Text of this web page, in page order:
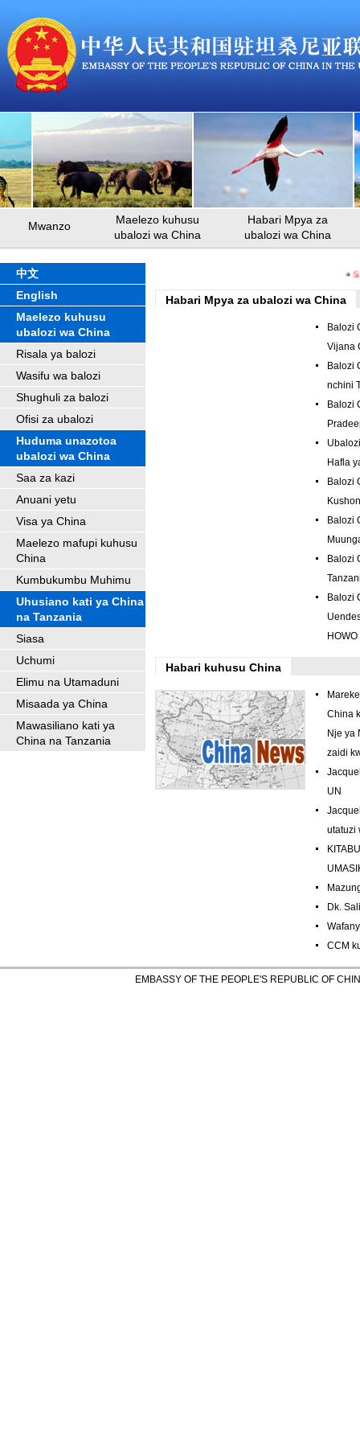
Mwanzo
Maelezo kuhusu
ubalozi wa China
Habari Mpya za
ubalozi wa China
中文
English
Maelezo kuhusu
ubalozi wa China
Risala ya balozi
Wasifu wa balozi
Shughuli za balozi
Ofisi za ubalozi
Huduma unazotoa
ubalozi wa China
Saa za kazi
Anuani yetu
Visa ya China
Maelezo mafupi kuhusu
China
Kumbukumbu Muhimu
Uhusiano kati ya China
na Tanzania
Siasa
Uchumi
Elimu na Utamaduni
Misaada ya China
Mawasiliano kati ya
China na Tanzania
Habari Mpya za ubalozi wa China
Balozi
Vijana
Balozi
nchini
Balozi
Hafla
Balozi
Balozi
Balozi
Balozi
Habari kuhusu China
China
Nje ya
zaidi
UN
utatuzi
Dk.
CCM
EMBASSY OF THE PEOPLE'S REPUBLIC OF